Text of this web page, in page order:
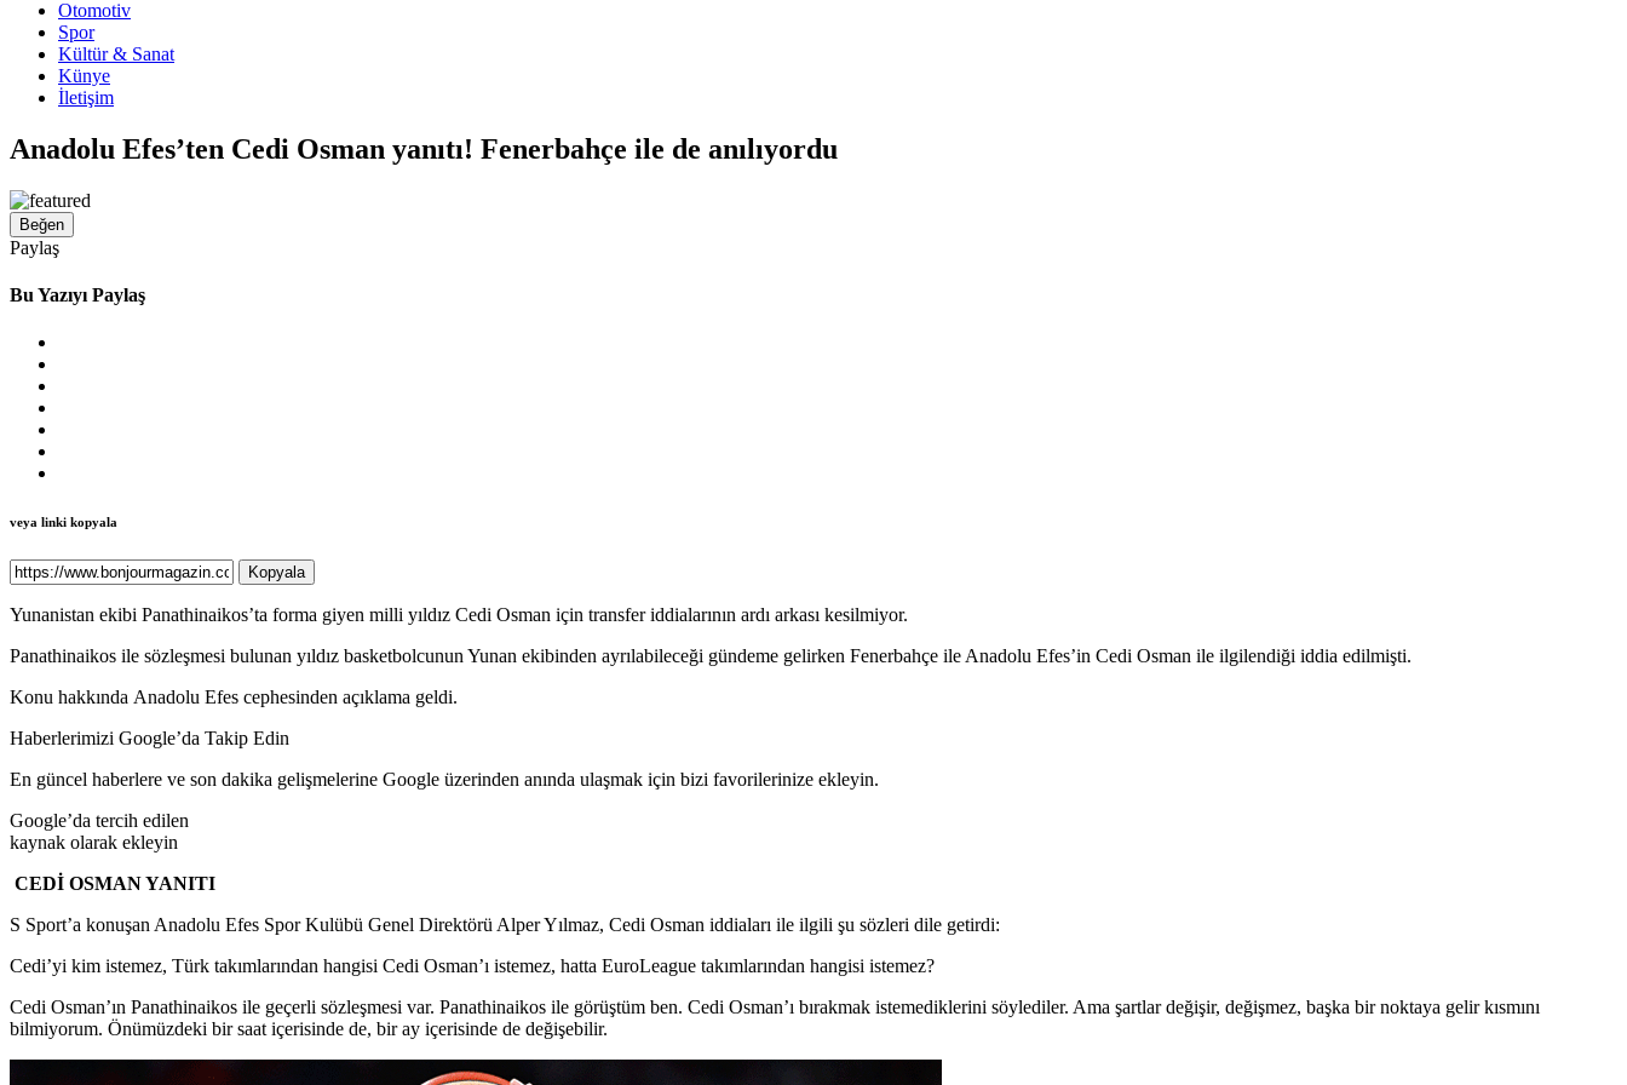
Otomotiv
Spor
Kültür & Sanat
Künye
İletişim
Anadolu Efes’ten Cedi Osman yanıtı! Fenerbahçe ile de anılıyordu
Beğen
Paylaş
Bu Yazıyı Paylaş
veya linki kopyala
Kopyala
Yunanistan ekibi Panathinaikos’ta forma giyen milli yıldız Cedi Osman için transfer iddialarının ardı arkası kesilmiyor.
Panathinaikos ile sözleşmesi bulunan yıldız basketbolcunun Yunan ekibinden ayrılabileceği gündeme gelirken Fenerbahçe ile Anadolu Efes’in Cedi Osman ile ilgilendiği iddia edilmişti.
Konu hakkında Anadolu Efes cephesinden açıklama geldi.
Haberlerimizi Google’da Takip Edin
En güncel haberlere ve son dakika gelişmelerine Google üzerinden anında ulaşmak için bizi favorilerinize ekleyin.
Google’da tercih edilen
kaynak olarak ekleyin
CEDİ OSMAN YANITI
S Sport’a konuşan Anadolu Efes Spor Kulübü Genel Direktörü Alper Yılmaz, Cedi Osman iddiaları ile ilgili şu sözleri dile getirdi:
Cedi’yi kim istemez, Türk takımlarından hangisi Cedi Osman’ı istemez, hatta EuroLeague takımlarından hangisi istemez?
Cedi Osman’ın Panathinaikos ile geçerli sözleşmesi var. Panathinaikos ile görüştüm ben. Cedi Osman’ı bırakmak istemediklerini söylediler. Ama şartlar değişir, değişmez, başka bir noktaya gelir kısmını
bilmiyorum. Önümüzdeki bir saat içerisinde de, bir ay içerisinde de değişebilir.